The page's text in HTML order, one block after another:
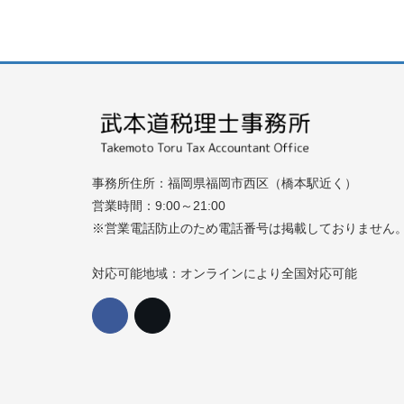
事務所住所：福岡県福岡市西区（橋本駅近く）
営業時間：9:00～21:00
※営業電話防止のため電話番号は掲載しておりません
対応可能地域：オンラインにより全国対応可能